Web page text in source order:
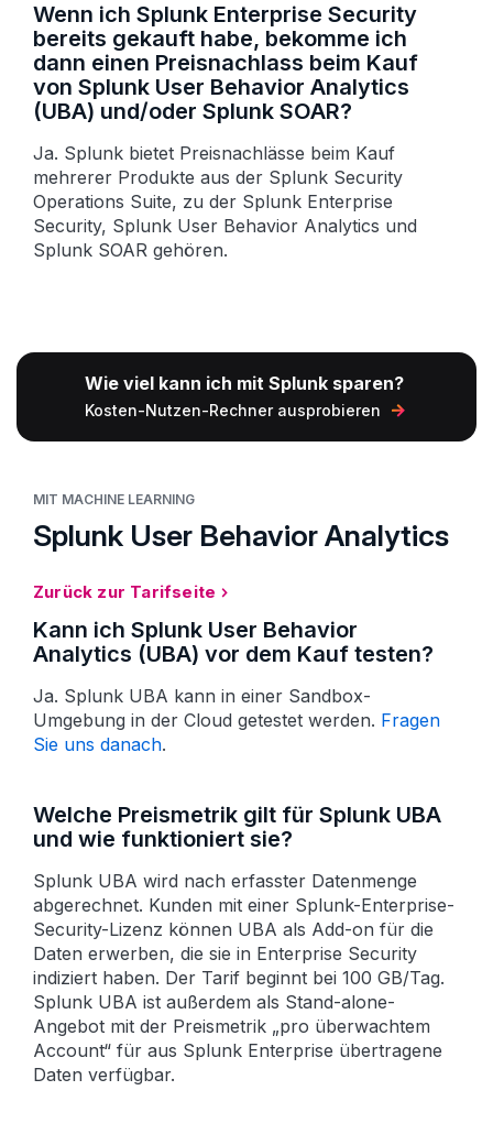
Wenn ich Splunk Enterprise Security
bereits gekauft habe, bekomme ich
dann einen Preis­nachlass beim Kauf
von Splunk User Behavior Analytics
(UBA) und/oder Splunk SOAR?
Ja. Splunk bietet Preis­nachlässe beim Kauf
mehrerer Produkte aus der Splunk Security
Operations Suite, zu der Splunk Enterprise
Security, Splunk User Behavior Analytics und
Splunk SOAR gehören.
Wie viel kann ich mit Splunk sparen?
Kosten-Nutzen-Rechner ausprobieren
Kann ich Splunk User Behavior
Analytics (UBA) vor dem Kauf testen?
Ja. Splunk UBA kann in einer Sandbox-
Umgebung in der Cloud getestet werden. Fragen
Sie uns danach.
Welche Preismetrik gilt für Splunk UBA
und wie funktioniert sie?
Splunk UBA wird nach erfasster Daten­menge
abgerechnet. Kunden mit einer Splunk-Enterprise-
Security-Lizenz können UBA als Add-on für die
Daten erwerben, die sie in Enterprise Security
indiziert haben. Der Tarif beginnt bei 100 GB/Tag.
Splunk UBA ist außerdem als Stand-alone-
Angebot mit der Preis­metrik „pro überwachtem
Account“ für aus Splunk Enterprise übertragene
Daten verfügbar.
MIT MACHINE LEARNING
Splunk User Behavior Analytics
Zurück zur Tarifseite